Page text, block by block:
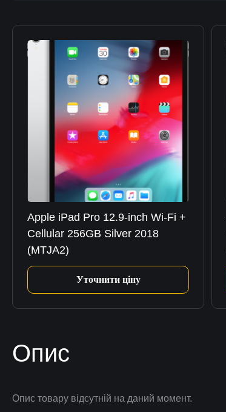
Apple iPad Pro 12.9-inch Wi-Fi +
Cellular 256GB Silver 2018
(MTJA2)
Уточнити ціну
Опис
Опис товару відсутній на даний момент.